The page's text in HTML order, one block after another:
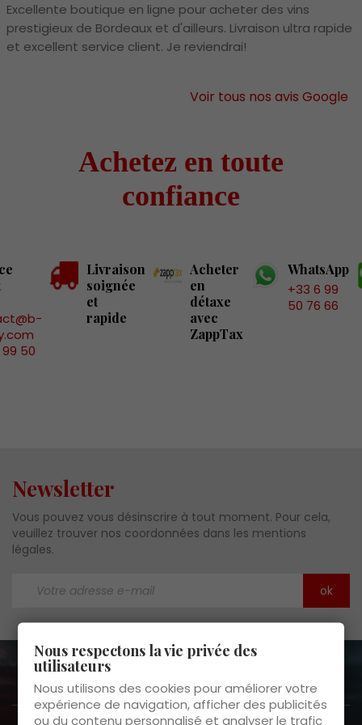
Excellente boutique en ligne pour acheter des vins
prestigieux de Bordeaux et d'ailleurs. Livraison ultra rapide
et excellent service client. Je reviendrai!
Voir tous nos avis Google
Achetez en toute
confiance
50
Livraison
soignée
et
rapide
Acheter
en
détaxe
avec
ZappTax
WhatsApp
+33 6 99
50 76 66
Newsletter
Vous pouvez vous désinscrire à tout moment. Pour cela,
veuillez trouver nos coordonnées dans les mentions
légales.
A propos de nous 
Nous respectons la vie privée des
utilisateurs
Nous utilisons des cookies pour améliorer votre
expérience de navigation, afficher des publicités
ou du contenu personnalisé et analyser le trafic